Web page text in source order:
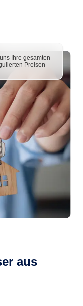
Ihre gesamten
Preisen
aus